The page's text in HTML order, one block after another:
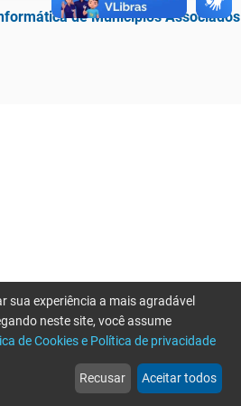
de Municípios Associados
web
Notícias
more_horiz
Mais
sua experiência a mais agradável
neste site, você assume
de Cookies e Política de privacidade
Recusar Aceitar todos
por favor tente novamente